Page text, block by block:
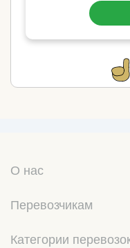
Заказать Газель с
О нас
Перевозчикам
Категории